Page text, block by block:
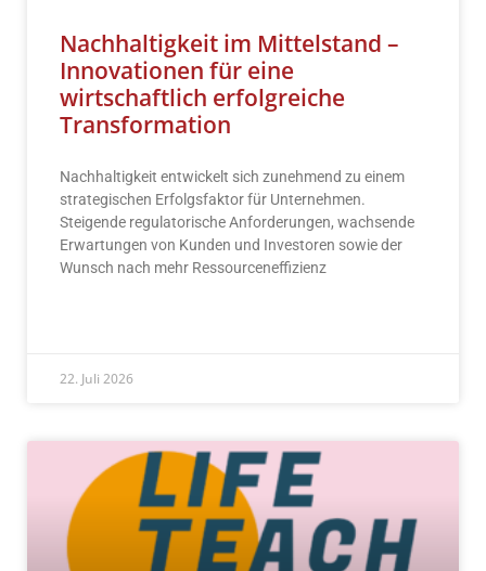
Nachhaltigkeit im Mittelstand –
Innovationen für eine
wirtschaftlich erfolgreiche
Transformation
Nachhaltigkeit entwickelt sich zunehmend zu einem
strategischen Erfolgsfaktor für Unternehmen.
Steigende regulatorische Anforderungen, wachsende
Erwartungen von Kunden und Investoren sowie der
Wunsch nach mehr Ressourceneffizienz
22. Juli 2026